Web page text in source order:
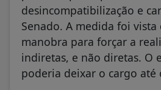
desincompatibilização e
Senado. A medida foi vista
manobra para forçar a
indiretas, e não diretas. O
poderia deixar o cargo até